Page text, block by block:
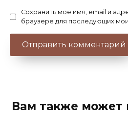
Сохранить моё имя, email и
браузере для последующих
Вам также может